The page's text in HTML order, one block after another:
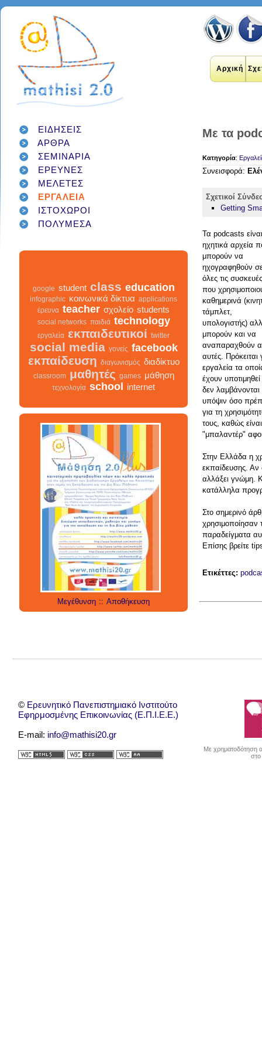
Αρχική
ΕΙΔΗΣΕΙΣ
ΑΡΘΡΑ
ΣΕΜΙΝΑΡΙΑ
ΕΡΕΥΝΕΣ
ΜΕΛΕΤΕΣ
ΕΡΓΑΛΕΙΑ
ΙΣΤΟΧΩΡΟΙ
ΠΟΛΥΜΕΣΑ
internet εκπαιδευτικοί
εκπαίδευση
διαδίκτυο μάθηση
σχολείο παιδιά
εργαλεία teacher
infographic class
κοινωνικά δίκτυα
google student class education
infographic κοινωνικά δίκτυα
applications
έρευνα
teacher σχολείο students
παιδιά technology
εργαλεία εκπαιδευτικοί
social media γονείς facebook
εκπαίδευση διαγωνισμός διαδίκτυο
μαθητές games μάθηση
τεχνολογία school internet
σχολείο infographic
facebook teacher διαδίκτυο
κοινωνικά δίκτυα
γονείς μαθητές
εκπαίδευση students
εκπαιδευτικοί classroom
google
τεχνολογία student παιδιά games school
education μάθηση social networks
social media έρευνα technology
twitter εργαλεία internet applications
Μεγέθυνση :: Αποθήκευση
Με τα
Κατηγορία:
Συνεισφορά:
Σχετικοί
Getting
Τα podcasts είναι
ηχητικά αρχεία
μπορούν να
ηχογραφηθούν
όλες τις συσκευές
που
καθημερινά
τάμπλετ,
υπολογιστής)
μπορούν και να
αναπαραχθούν
αυτές. Πρόκειται
εργαλεία τα
έχουν
δεν λαμβάνονται
υπόψιν όσο
για τη
τους, καθώς
"μπαλαντέρ"
Στην Ελλάδα η
εκπαίδευσης. Αν
αλλάξει γνώμη.
κατάλληλα
Στο σημερινό
χρησιμοποίησαν
παραδείγματα
Επίσης βρείτε
Ετικέττες:
© Ερευνητικό Πανεπιστημιακό Ινστιτούτο
Εφηρμοσμένης Επικοινωνίας (Ε.Π.Ι.Ε.Ε.)
E-mail: info@mathisi20.gr
Με χρηματοδότηση